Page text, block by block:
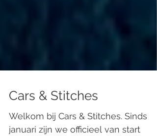
Cars & Stitches
Welkom bij Cars & Stitches. Sinds